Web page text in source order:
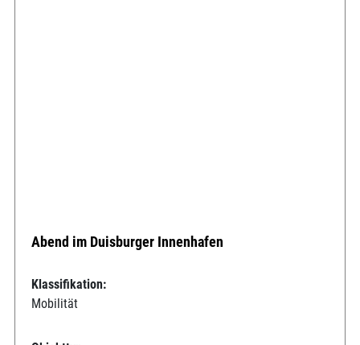
Abend im Duisburger Innenhafen
Klassifikation:
Mobilität